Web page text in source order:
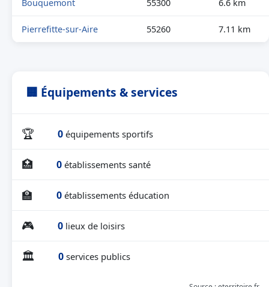
Bouquemont 55300 6.6 km
Pierrefitte-sur-Aire 55260 7.11 km
🏢 Équipements & services
🏆 0 équipements sportifs
🏥 0 établissements santé
🏫 0 établissements éducation
🎮 0 lieux de loisirs
🏛 0 services publics